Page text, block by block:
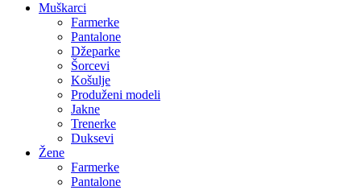
Muškarci
Farmerke
Pantalone
Džeparke
Šorcevi
Košulje
Produženi modeli
Jakne
Trenerke
Duksevi
Žene
Farmerke
Pantalone